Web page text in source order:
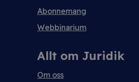
Abonnemang
Webbinarium
Allt om Juridik
Om oss